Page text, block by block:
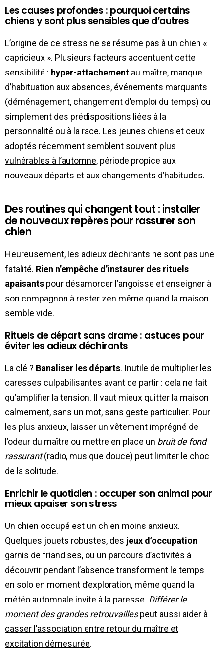
Les causes profondes : pourquoi certains
chiens y sont plus sensibles que d’autres
L’origine de ce stress ne se résume pas à un chien «
capricieux ». Plusieurs facteurs accentuent cette
sensibilité : hyper-attachement au maître, manque
d’habituation aux absences, événements marquants
(déménagement, changement d’emploi du temps) ou
simplement des prédispositions liées à la
personnalité ou à la race. Les jeunes chiens et ceux
adoptés récemment semblent souvent plus
vulnérables à l’automne, période propice aux
nouveaux départs et aux changements d’habitudes.
Des routines qui changent tout : installer
de nouveaux repères pour rassurer son
chien
Heureusement, les adieux déchirants ne sont pas une
fatalité. Rien n’empêche d’instaurer des rituels
apaisants pour désamorcer l’angoisse et enseigner à
son compagnon à rester zen même quand la maison
semble vide.
Rituels de départ sans drame : astuces pour
éviter les adieux déchirants
La clé ? Banaliser les départs. Inutile de multiplier les
caresses culpabilisantes avant de partir : cela ne fait
qu’amplifier la tension. Il vaut mieux quitter la maison
calmement, sans un mot, sans geste particulier. Pour
les plus anxieux, laisser un vêtement imprégné de
l’odeur du maître ou mettre en place un bruit de fond
rassurant(radio, musique douce) peut limiter le choc
de la solitude.
Enrichir le quotidien : occuper son animal pour
mieux apaiser son stress
Un chien occupé est un chien moins anxieux.
Quelques jouets robustes, des jeux d’occupation
garnis de friandises, ou un parcours d’activités à
découvrir pendant l’absence transforment le temps
en solo en moment d’exploration, même quand la
météo automnale invite à la paresse. Différer le
moment des grandes retrouvaillespeut aussi aider à
casser l’association entre retour du maître et
excitation démesurée.